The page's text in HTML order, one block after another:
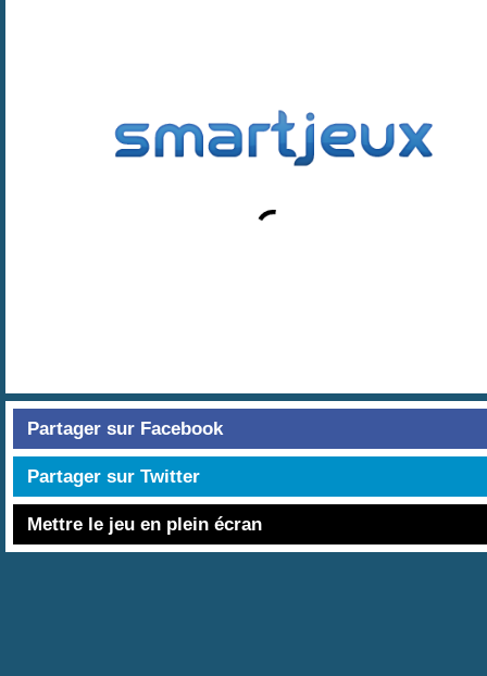
Partager sur Facebook
Partager sur Twitter
Mettre le jeu en plein écran